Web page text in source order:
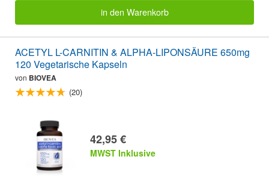
in den Warenkorb
ACETYL L-CARNITIN & ALPHA-LIPONSÄURE 650mg
120 Vegetarische Kapseln
von BIOVEA
(20)
42,95 €
MWST Inklusive